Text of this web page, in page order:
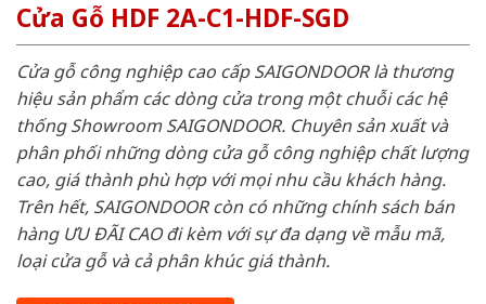
Cửa Gỗ HDF 2A-C1-HDF-SGD
Cửa gỗ công nghiệp cao cấp SAIGONDOOR là thương
hiệu sản phẩm các dòng cửa trong một chuỗi các hệ
thống Showroom SAIGONDOOR. Chuyên sản xuất và
phân phối những dòng cửa gỗ công nghiệp chất lượng
cao, giá thành phù hợp với mọi nhu cầu khách hàng.
Trên hết, SAIGONDOOR còn có những chính sách bán
hàng ƯU ĐÃI CAO đi kèm với sự đa dạng về mẫu mã,
loại cửa gỗ và cả phân khúc giá thành.